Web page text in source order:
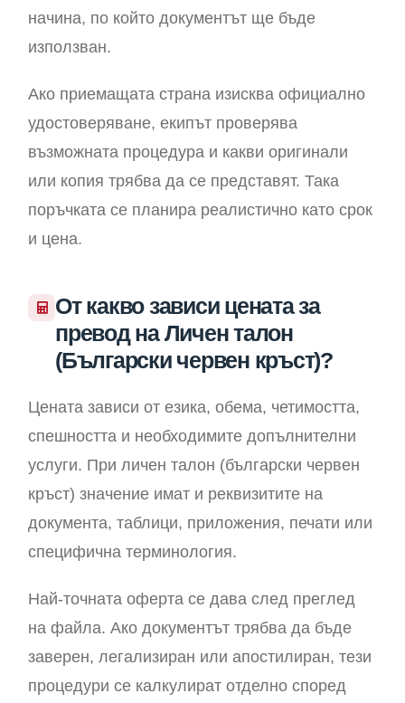
начина, по който документът ще бъде
използван.
Ако приемащата страна изисква официално
удостоверяване, екипът проверява
възможната процедура и какви оригинали
или копия трябва да се представят. Така
поръчката се планира реалистично като срок
и цена.
От какво зависи цената за
превод на Личен талон
(Български червен кръст)?
Цената зависи от езика, обема, четимостта,
спешността и необходимите допълнителни
услуги. При личен талон (български червен
кръст) значение имат и реквизитите на
документа, таблици, приложения, печати или
специфична терминология.
Най-точната оферта се дава след преглед
на файла. Ако документът трябва да бъде
заверен, легализиран или апостилиран, тези
процедури се калкулират отделно според